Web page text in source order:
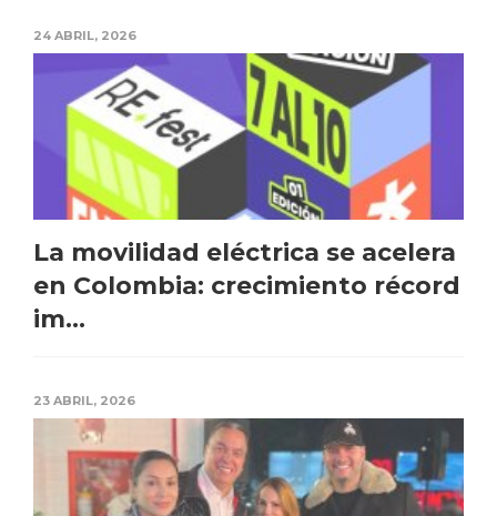
24 ABRIL, 2026
La movilidad eléctrica se acelera
en Colombia: crecimiento récord
im...
23 ABRIL, 2026